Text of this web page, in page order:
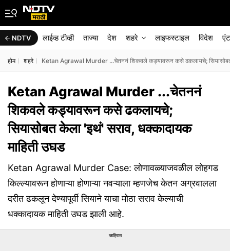
NDTV लाईव्ह टीव्ही ताज्या देश शहरे लाइफस्टाइल विदेश
होम शहरे Ketan Agrawal Murder ...चेतननं शिकवले कड्यावरून कसे ढकलायचे; सियासोबत
Ketan Agrawal Murder ...चेतननं
शिकवले कड्यावरून कसे ढकलायचे;
सियासोबत केला 'इथं' सराव, धक्कादायक
माहिती उघड
Ketan Agrawal Murder Case: लोणावळ्याजवळील लोहगड
किल्ल्यावरून होणाऱ्या होणाऱ्या नवऱ्याला म्हणजेच केतन अग्रवालला
दरीत ढकलून देण्यापूर्वी सियाने याचा मोठा सराव केल्याची
धक्कादायक माहिती उघड झाली आहे.
जाहिरात